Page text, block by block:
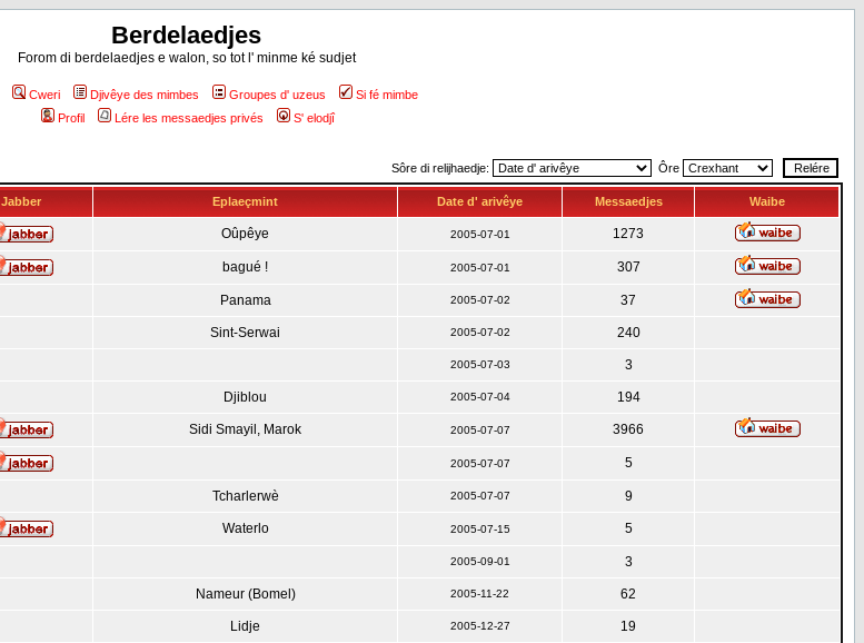
Berdelaedjes
Forom di berdelaedjes e walon, so tot l' minme ké sudjet
Cweri Djivêye des mimbes Groupes d' uzeus
Si fé mimbe
Profil
Lére les messaedjes privés S' elodjî
Sôre di relijhaedje: Ôre
Jabber Eplaeçmint Date d' arivêye Messaedjes Waibe
Oûpêye 2005-07-01 1273
bagué ! 2005-07-01 307
Panama 2005-07-02 37
Sint-Serwai 2005-07-02 240
2005-07-03 3
Djiblou 2005-07-04 194
Sidi Smayil, Marok 2005-07-07 3966
2005-07-07 5
Tcharlerwè 2005-07-07 9
Waterlo 2005-07-15 5
2005-09-01 3
Nameur (Bomel) 2005-11-22 62
Lidje 2005-12-27 19